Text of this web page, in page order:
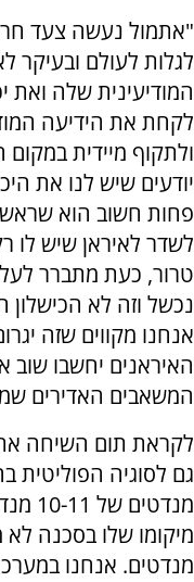
"אתמול נעשה צעד
לגלות לעולם ובעיקר
המודיעינית שלה ואת
לקחת את הידיעה
ולתקוף מיידית במקום
יודעים שיש לנו את
פחות חשוב הוא שראש
לשדר לאיראן שיש לו
טרור, כעת מתברר
נכשל וזה לא
אנחנו מקווים שזה
האיראנים יחשבו
המשאבים האדירים
לקראת תום השיחה
גם לסוגיה הפוליטית
מיקומו שלו בסכנה
מנדטים. אנחנו